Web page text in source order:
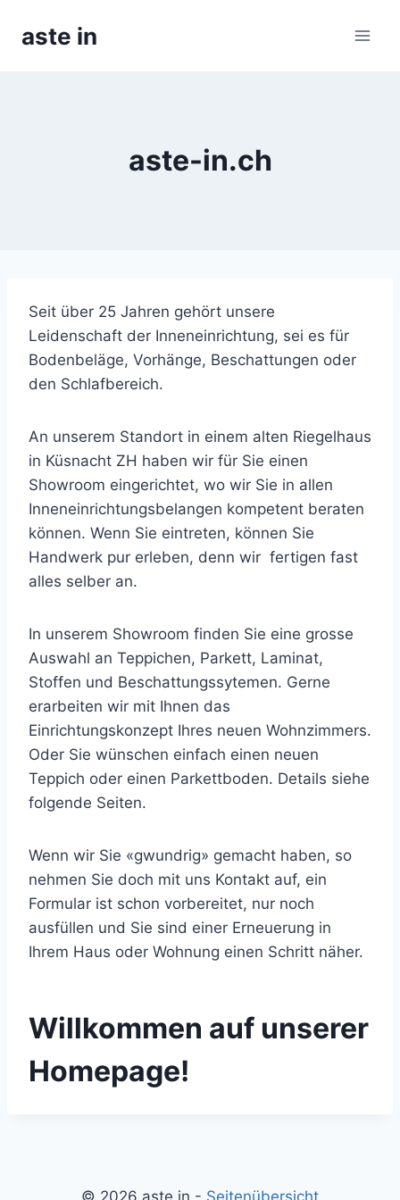
aste in
aste-in.ch
Seit über 25 Jahren gehört unsere
Leidenschaft der Inneneinrichtung, sei es für
Bodenbeläge, Vorhänge, Beschattungen oder
den Schlafbereich.
An unserem Standort in einem alten Riegelhaus
in Küsnacht ZH haben wir für Sie einen
Showroom eingerichtet, wo wir Sie in allen
Inneneinrichtungsbelangen kompetent beraten
können. Wenn Sie eintreten, können Sie
Handwerk pur erleben, denn wir fertigen fast
alles selber an.
In unserem Showroom finden Sie eine grosse
Auswahl an Teppichen, Parkett, Laminat,
Stoffen und Beschattungssytemen. Gerne
erarbeiten wir mit Ihnen das
Einrichtungskonzept Ihres neuen Wohnzimmers.
Oder Sie wünschen einfach einen neuen
Teppich oder einen Parkettboden. Details siehe
folgende Seiten.
Wenn wir Sie «gwundrig» gemacht haben, so
nehmen Sie doch mit uns Kontakt auf, ein
Formular ist schon vorbereitet, nur noch
ausfüllen und Sie sind einer Erneuerung in
Ihrem Haus oder Wohnung einen Schritt näher.
Willkommen auf unserer
Homepage!
© 2026 aste in - Seitenübersicht